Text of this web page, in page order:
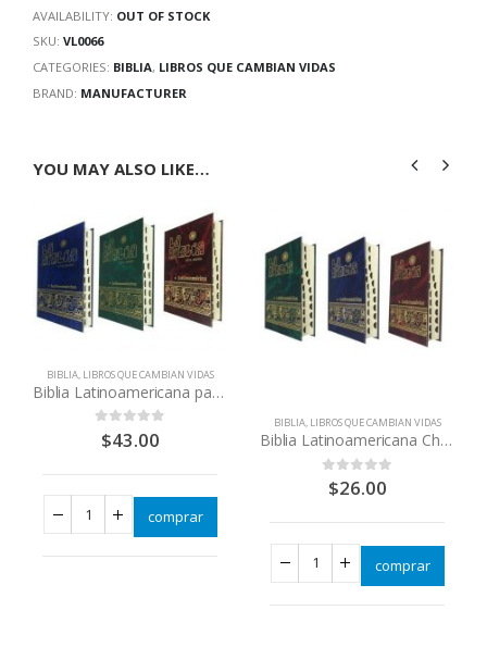
AVAILABILITY: OUT OF STOCK
SKU: VL0066
CATEGORIES: BIBLIA, LIBROS QUE CAMBIAN VIDAS
BRAND: MANUFACTURER
YOU MAY ALSO LIKE…
BIBLIA, LIBROS QUE CAMBIAN VIDAS
Biblia Latinoamericana pasta dura letra grande con indice
out of 5
$43.00
comprar
BIBLIA, LIBROS QUE CAMBIAN VIDAS
Biblia Latinoamericana Chica con separadores
out of 5
$26.00
comprar